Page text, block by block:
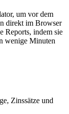
um vor dem
direkt im Browser
Reports, indem sie
wenige Minuten
Zinssätze und